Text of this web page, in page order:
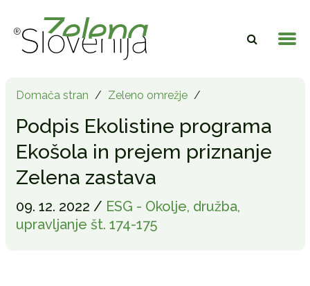
Domača stran / Zeleno omrežje /
Podpis Ekolistine programa
Ekošola in prejem priznanje
Zelena zastava
09. 12. 2022 / ESG - Okolje, družba,
upravljanje št. 174-175